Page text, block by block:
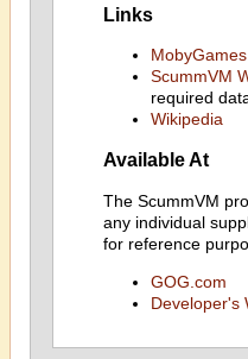
Links
MobyGames
ScummVM
required
Wikipedia
Available At
The ScummVM
any individual
for reference
GOG.com
Developer's